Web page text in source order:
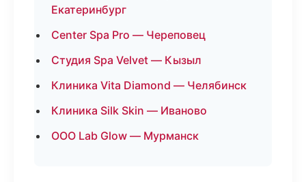
Екатеринбург
Center Spa Pro — Череповец
Студия Spa Velvet — Кызыл
Клиника Vita Diamond — Челябинск
Клиника Silk Skin — Иваново
ООО Lab Glow — Мурманск